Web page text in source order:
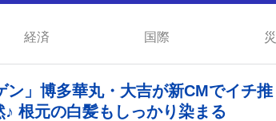
経済 国際
」博多華丸・大吉が新CMでイチ推
根元の白髪もしっかり染まる